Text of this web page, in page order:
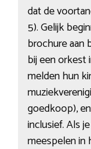
dat de
5). Gelijk
brochure aan
bij een orkest
melden hun
goedkoop),
inclusief. Als
meespelen in